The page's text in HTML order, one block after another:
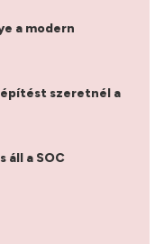
a modern
szeretnél a
áll a SOC